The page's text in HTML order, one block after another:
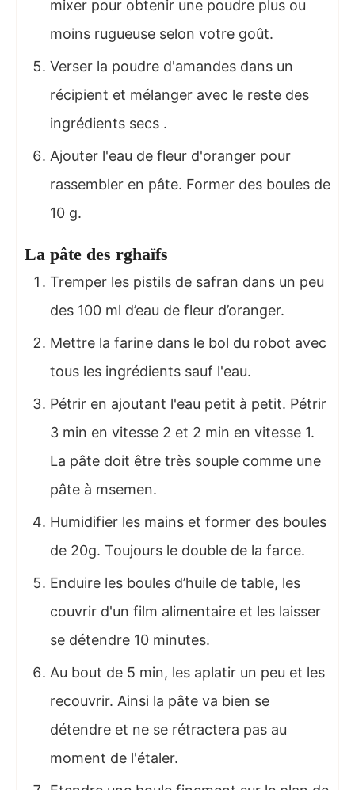
mixer pour obtenir une poudre plus ou
moins rugueuse selon votre goût.
Verser la poudre d'amandes dans un
récipient et mélanger avec le reste des
ingrédients secs .
Ajouter l'eau de fleur d'oranger pour
rassembler en pâte. Former des boules de
10 g.
La pâte des rghaïfs
Tremper les pistils de safran dans un peu
des 100 ml d’eau de fleur d’oranger.
Mettre la farine dans le bol du robot avec
tous les ingrédients sauf l'eau.
Pétrir en ajoutant l'eau petit à petit. Pétrir
3 min en vitesse 2 et 2 min en vitesse 1.
La pâte doit être très souple comme une
pâte à msemen.
Humidifier les mains et former des boules
de 20g. Toujours le double de la farce.
Enduire les boules d’huile de table, les
couvrir d'un film alimentaire et les laisser
se détendre 10 minutes.
Au bout de 5 min, les aplatir un peu et les
recouvrir. Ainsi la pâte va bien se
détendre et ne se rétractera pas au
moment de l'étaler.